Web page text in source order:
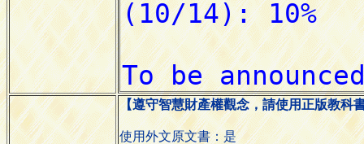
【遵守智慧財產權觀念，請使用正版教科
使用外文原文書：是